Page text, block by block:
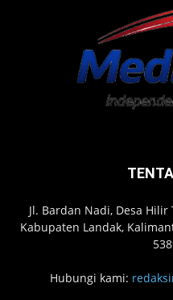
Jl. Bardan Nadi, Desa
Kabupaten Landak,
Hubungi kami: